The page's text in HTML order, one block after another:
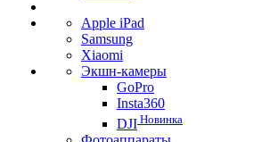
Apple iPad
Samsung
Xiaomi
Экшн-камеры
GoPro
Insta360
DJI Новинка